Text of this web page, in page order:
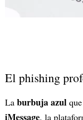
El phishing
La burbuja azul
iMessage, la